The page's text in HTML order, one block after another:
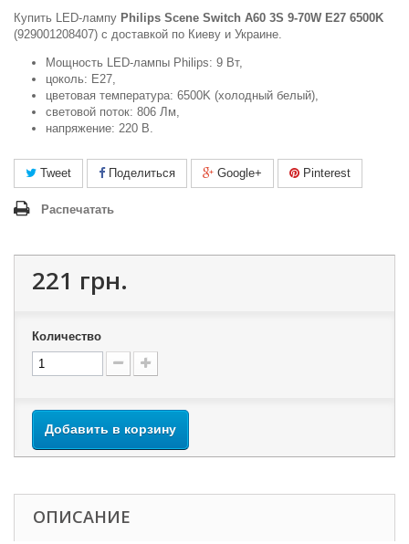
Купить LED-лампу Philips Scene Switch A60 3S 9-70W E27 6500K
(929001208407) c доставкой по Киеву и Украине.
Мощность LED-лампы Philips: 9 Вт,
цоколь: E27,
цветовая температура: 6500K (холодный белый),
световой поток: 806 Лм,
напряжение: 220 В.
Tweet Поделиться Google+ Pinterest
Распечатать
221 грн.
Количество
Добавить в корзину
ОПИСАНИЕ